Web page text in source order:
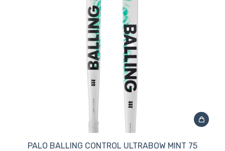
PALO BALLING CONTROL ULTRABOW MINT 75